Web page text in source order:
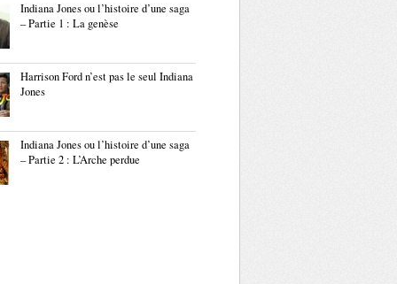
Indiana Jones ou l’histoire d’une saga
– Partie 1 : La genèse
Harrison Ford n’est pas le seul Indiana
Jones
Indiana Jones ou l’histoire d’une saga
– Partie 2 : L’Arche perdue